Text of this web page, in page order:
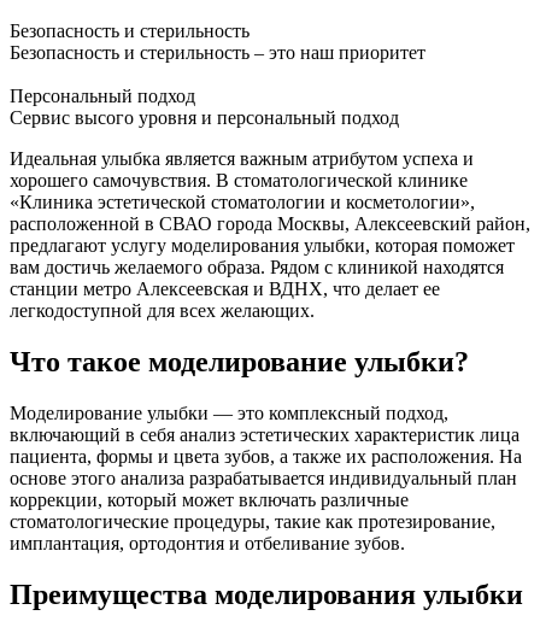
Безопасность и стерильность
Безопасность и стерильность – это наш приоритет
Персональный подход
Сервис высого уровня и персональный подход
Идеальная улыбка является важным атрибутом успеха и
хорошего самочувствия. В стоматологической клинике
«Клиника эстетической стоматологии и косметологии»,
расположенной в СВАО города Москвы, Алексеевский район,
предлагают услугу моделирования улыбки, которая поможет
вам достичь желаемого образа. Рядом с клиникой находятся
станции метро Алексеевская и ВДНХ, что делает ее
легкодоступной для всех желающих.
Что такое моделирование улыбки?
Моделирование улыбки — это комплексный подход,
включающий в себя анализ эстетических характеристик лица
пациента, формы и цвета зубов, а также их расположения. На
основе этого анализа разрабатывается индивидуальный план
коррекции, который может включать различные
стоматологические процедуры, такие как протезирование,
имплантация, ортодонтия и отбеливание зубов.
Преимущества моделирования улыбки